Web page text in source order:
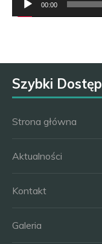
00:00
Szybki Dostęp
Strona główna
Aktualności
Kontakt
Galeria